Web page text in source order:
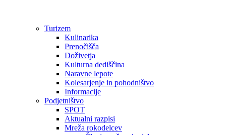
Turizem
Kulinarika
Prenočišča
Doživetja
Kulturna dediščina
Naravne lepote
Kolesarjenje in pohodništvo
Informacije
Podjetništvo
SPOT
Aktualni razpisi
Mreža rokodelcev